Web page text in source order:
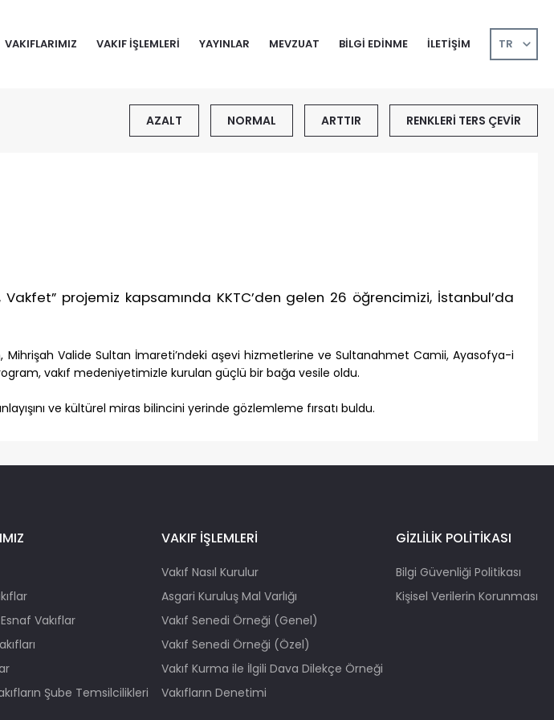
VAKIFLARIMIZ VAKIF İŞLEMLERİ YAYINLAR MEVZUAT BİLGİ EDİNME İLETİŞİM
TR
AZALT NORMAL ARTTIR RENKLERİ TERS ÇEVİR
projemiz kapsamında KKTC’den gelen 26 öğrencimizi, İstanbul’da
Valide Sultan İmareti’ndeki aşevi hizmetlerine ve Sultanahmet Camii, Ayasofya-i
vakıf medeniyetimizle kurulan güçlü bir bağa vesile oldu.
ve kültürel miras bilincini yerinde gözlemleme fırsatı buldu.
Vakıflar
Şube Temsilcilikleri
VAKIF İŞLEMLERİ
Vakıf Nasıl Kurulur
Asgari Kuruluş Mal Varlığı
Vakıf Senedi Örneği (Genel)
Vakıf Senedi Örneği (Özel)
Vakıf Kurma ile İlgili Dava Dilekçe Örneği
Vakıfların Denetimi
GİZLİLİK POLİTİKASI
Bilgi Güvenliği Politikası
Kişisel Verilerin Korunması